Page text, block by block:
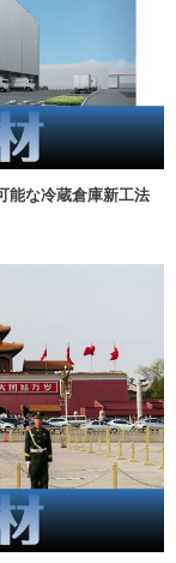
能な冷蔵倉庫新工法